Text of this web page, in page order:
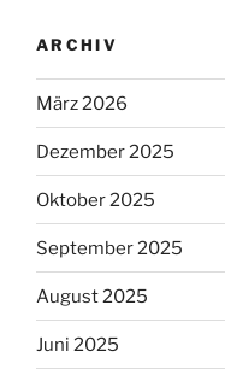
ARCHIV
März 2026
Dezember 2025
Oktober 2025
September 2025
August 2025
Juni 2025